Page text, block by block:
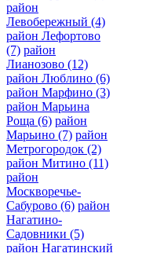
район
Левобережный (4)
район Лефортово
(7) район
Лианозово (12)
район Люблино (6)
район Марфино (3)
район Марьина
Роща (6) район
Марьино (7) район
Метрогородок (2)
район Митино (11)
район
Москворечье-
Сабурово (6) район
Нагатино-
Садовники (5)
район Нагатинский